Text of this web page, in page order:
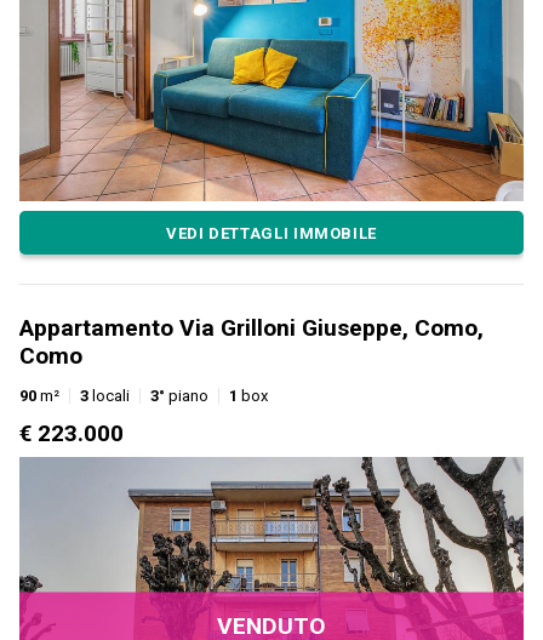
VEDI DETTAGLI IMMOBILE
Appartamento Via Grilloni Giuseppe, Como,
Como
90 m² 3 locali 3° piano 1 box
€ 223.000
VENDUTO